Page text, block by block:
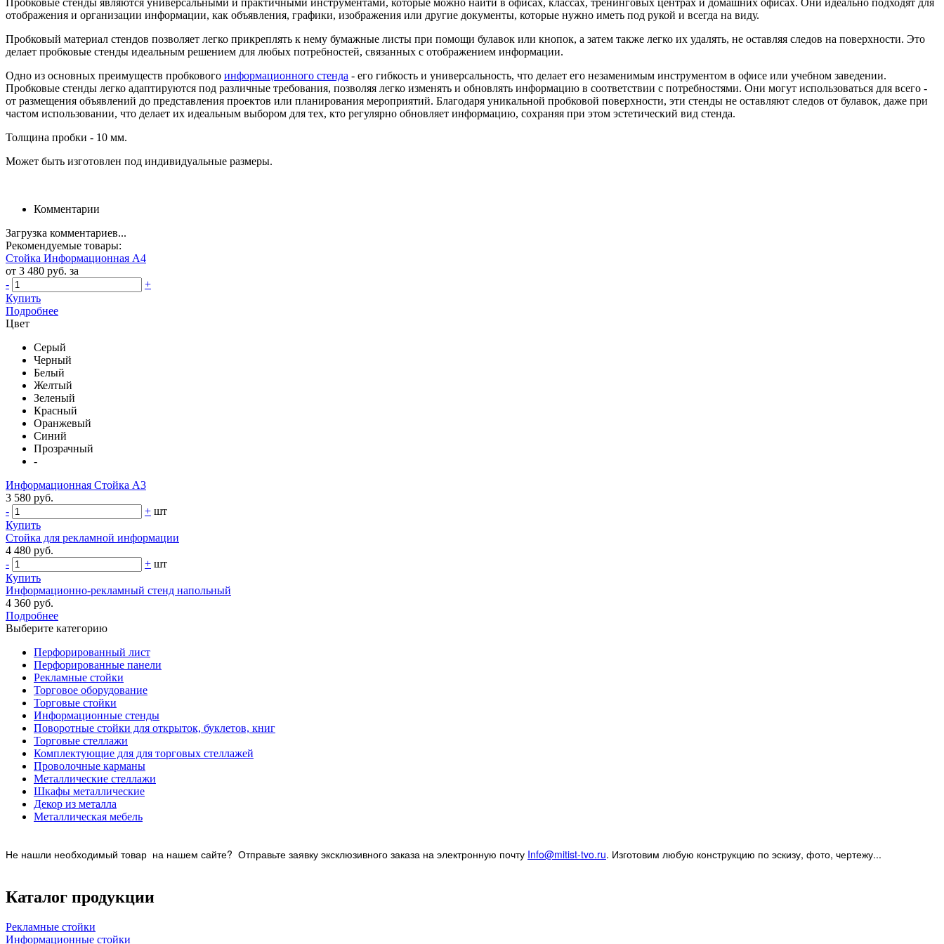
Пробковые стенды являются универсальными и практичными инструментами, которые можно найти в офисах, классах, тренинговых центрах и домашних офисах. Они идеально подходят для
отображения и организации информации, как объявления, графики, изображения или другие документы, которые нужно иметь под рукой и всегда на виду.
Пробковый материал стендов позволяет легко прикреплять к нему бумажные листы при помощи булавок или кнопок, а затем также легко их удалять, не оставляя следов на поверхности. Это
делает пробковые стенды идеальным решением для любых потребностей, связанных с отображением информации.
Одно из основных преимуществ пробкового информационного стенда - его гибкость и универсальность, что делает его незаменимым инструментом в офисе или учебном заведении.
Пробковые стенды легко адаптируются под различные требования, позволяя легко изменять и обновлять информацию в соответствии с потребностями. Они могут использоваться для всего -
от размещения объявлений до представления проектов или планирования мероприятий. Благодаря уникальной пробковой поверхности, эти стенды не оставляют следов от булавок, даже при
частом использовании, что делает их идеальным выбором для тех, кто регулярно обновляет информацию, сохраняя при этом эстетический вид стенда.
Толщина пробки - 10 мм.
Может быть изготовлен под индивидуальные размеры.
Комментарии
Загрузка комментариев...
Рекомендуемые товары:
Стойка Информационная А4
от 3 480 руб. за
-
+
Купить
Подробнее
Цвет
Серый
Черный
Белый
Желтый
Зеленый
Красный
Оранжевый
Синий
Прозрачный
-
Информационная Стойка А3
3 580 руб.
-
+ шт
Купить
Стойка для рекламной информации
4 480 руб.
-
+ шт
Купить
Информационно-рекламный стенд напольный
4 360 руб.
Подробнее
Выберите категорию
Перфорированный лист
Перфорированные панели
Рекламные стойки
Торговое оборудование
Торговые стойки
Информационные стенды
Поворотные стойки для открыток, буклетов, книг
Торговые стеллажи
Комплектующие для для торговых стеллажей
Проволочные карманы
Металлические стеллажи
Шкафы металлические
Декор из металла
Металлическая мебель
Не нашли необходимый товар на нашем сайте? Отправьте заявку эксклюзивного заказа на электронную почту Info@mitist-tvo.ru. Изготовим любую конструкцию по эскизу, фото, чертежу...
Каталог продукции
Рекламные стойки
Информационные стойки